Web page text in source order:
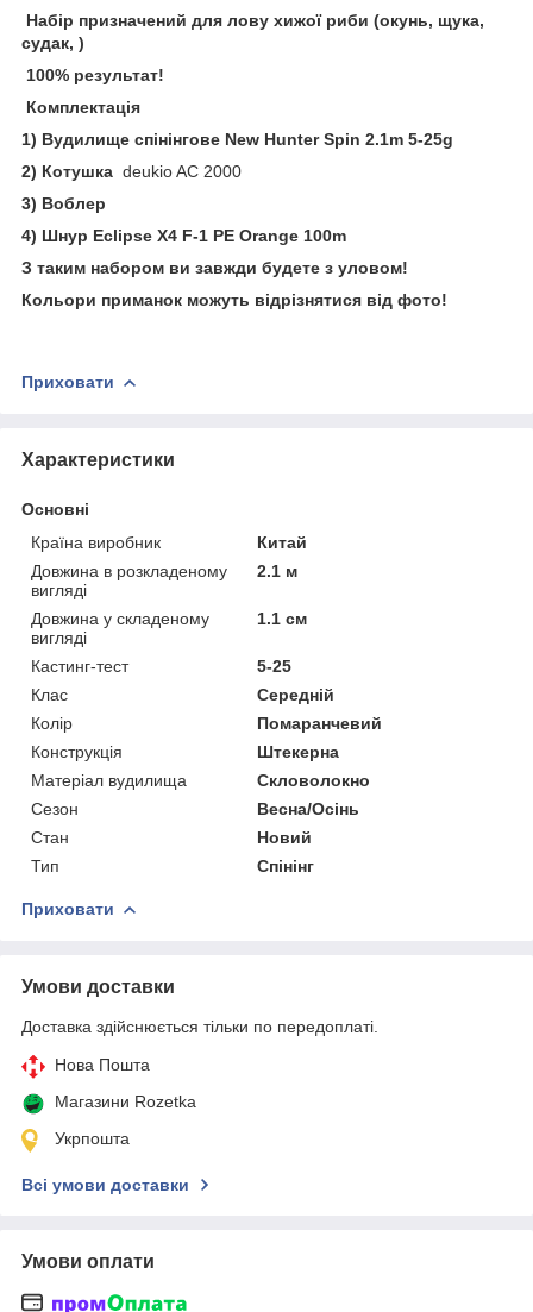
Набір призначений для лову хижої риби (окунь, щука,
судак, )
100% результат!
Комплектація
1) Вудилище спінінгове New Hunter Spin 2.1m 5-25g
2) Котушка deukio AC 2000
3) Воблер
4) Шнур Eclipse X4 F-1 PE Orange 100m
З таким набором ви завжди будете з уловом!
Кольори приманок можуть відрізнятися від фото!
Приховати
Характеристики
Основні
Країна виробник
Китай
Довжина в розкладеному
вигляді
2.1 м
Довжина у складеному
вигляді
1.1 см
Кастинг-тест
5-25
Клас
Середній
Колір
Помаранчевий
Конструкція
Штекерна
Матеріал вудилища
Скловолокно
Сезон
Весна/Осінь
Стан
Новий
Тип
Спінінг
Приховати
Умови доставки
Доставка здійснюється тільки по передоплаті.
Нова Пошта
Магазини Rozetka
Укрпошта
Всі умови доставки
Умови оплати